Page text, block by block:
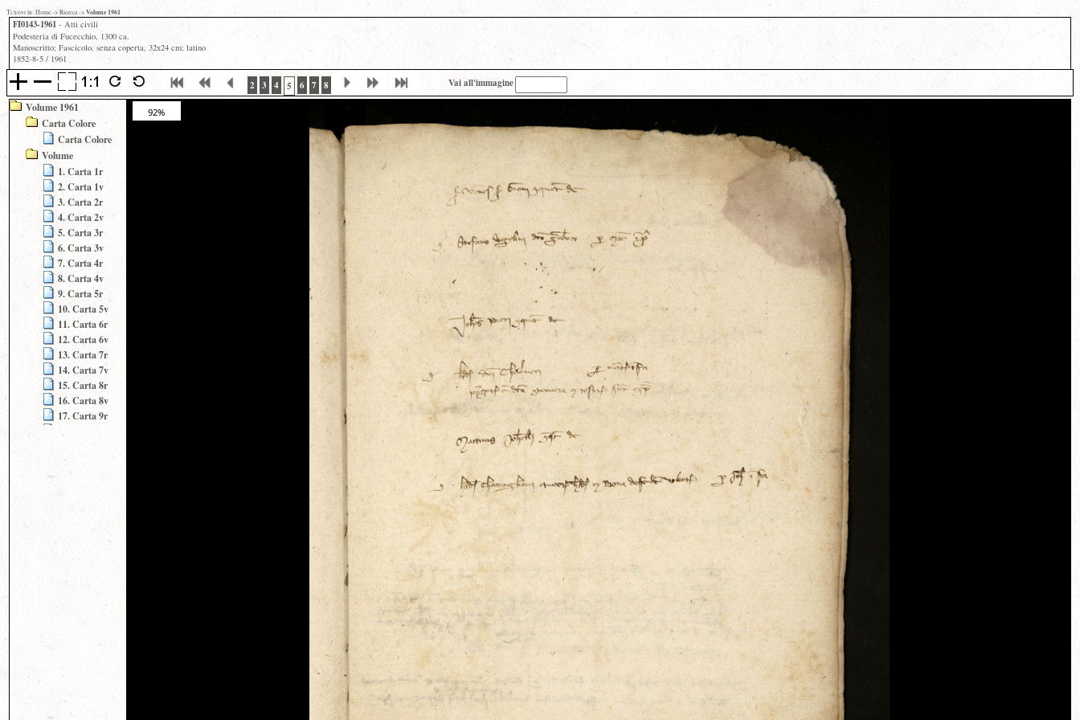
Ti trovi in: Home-> Ricerca-> Volume 1961
FI0143-1961- Atti civili
Podesteria di Fucecchio, 1300 ca.
Manoscritto; Fascicolo, senza coperta, 32x24 cm; latino
1852-8-5 / 1961
2 3 4 5 6 7 8 Vai all'immagine
Volume 1961
Carta Colore
Carta Colore
Volume
1. Carta 1r
2. Carta 1v
3. Carta 2r
4. Carta 2v
5. Carta 3r
6. Carta 3v
7. Carta 4r
8. Carta 4v
9. Carta 5r
10. Carta 5v
11. Carta 6r
12. Carta 6v
13. Carta 7r
14. Carta 7v
15. Carta 8r
16. Carta 8v
17. Carta 9r
92%